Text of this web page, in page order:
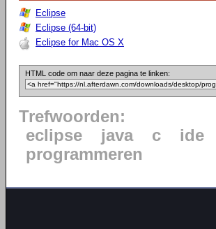
Eclipse
Eclipse (64-bit)
Eclipse for Mac OS X
HTML code om naar deze pagina te linken:
Trefwoorden:
eclipse
java c ide
programmeren